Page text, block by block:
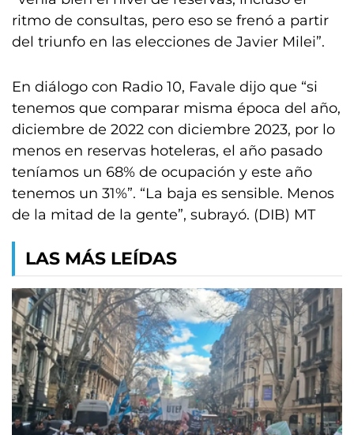
ritmo de consultas, pero eso se frenó a partir
del triunfo en las elecciones de Javier Milei”.
En diálogo con Radio 10, Favale dijo que “si
tenemos que comparar misma época del año,
diciembre de 2022 con diciembre 2023, por lo
menos en reservas hoteleras, el año pasado
teníamos un 68% de ocupación y este año
tenemos un 31%”. “La baja es sensible. Menos
de la mitad de la gente”, subrayó. (DIB) MT
LAS MÁS LEÍDAS